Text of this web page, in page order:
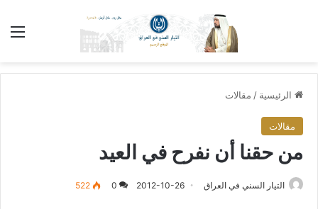
الرئيسية / مقالات
مقالات
من حقنا أن نفرح في العيد
التيار السني في العراق 2012-10-26
0
522